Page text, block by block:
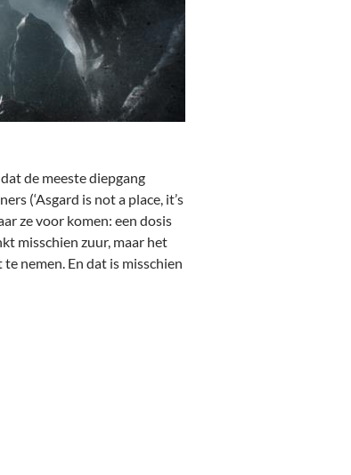
de meeste diepgang
(‘Asgard is not a place, it’s
ze voor komen: een dosis
misschien zuur, maar het
nemen. En dat is misschien